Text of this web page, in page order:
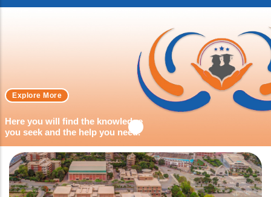
Here you will find the knowledge
you seek and the help you need.
Explore More